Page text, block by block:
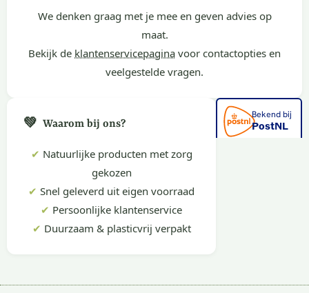
We denken graag met je mee en geven advies op
maat.
Bekijk de klantenservicepagina voor contactopties en
veelgestelde vragen.
💚 Waarom bij ons?
✔ Natuurlijke producten met zorg
gekozen
✔ Snel geleverd uit eigen voorraad
✔ Persoonlijke klantenservice
✔ Duurzaam & plasticvrij verpakt